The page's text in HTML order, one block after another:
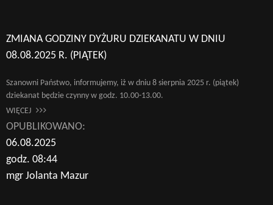
ZMIANA GODZINY DYŻURU DZIEKANATU W DNIU
08.08.2025 R. (PIĄTEK)
Szanowni Państwo, informujemy, iż w dniu 8 sierpnia 2025 r. (piątek)
dziekanat będzie czynny w godz. 10.00-13.00.
WIĘCEJ
OPUBLIKOWANO:
06.08.2025
godz. 08:44
mgr Jolanta Mazur